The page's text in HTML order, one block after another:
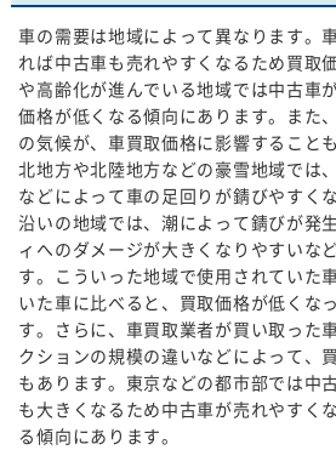
車の需要は地域によって異なります。
れば中古車も売れやすくなるため買取
や高齢化が進んでいる地域では中古車
価格が低くなる傾向にあります。また
の気候が、車買取価格に影響すること
北地方や北陸地方などの豪雪地域では
などによって車の足回りが錆びやすく
沿いの地域では、潮によって錆びが発
ィへのダメージが大きくなりやすいな
す。こういった地域で使用されていた
いた車に比べると、買取価格が低くな
す。さらに、車買取業者が買い取った
クションの規模の違いなどによって、
もあります。東京などの都市部では中
も大きくなるため中古車が売れやすく
る傾向にあります。